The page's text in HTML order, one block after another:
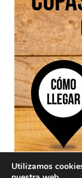
Utilizamos